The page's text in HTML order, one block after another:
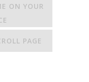
ON YOUR
PAGE